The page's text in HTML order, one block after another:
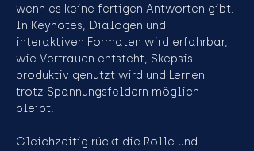
wenn es keine fertigen Antworten gibt.
In Keynotes, Dialogen und
interaktiven Formaten wird erfahrbar,
wie Vertrauen entsteht, Skepsis
produktiv genutzt wird und Lernen
trotz Spannungsfeldern möglich
bleibt.
Gleichzeitig rückt die Rolle und